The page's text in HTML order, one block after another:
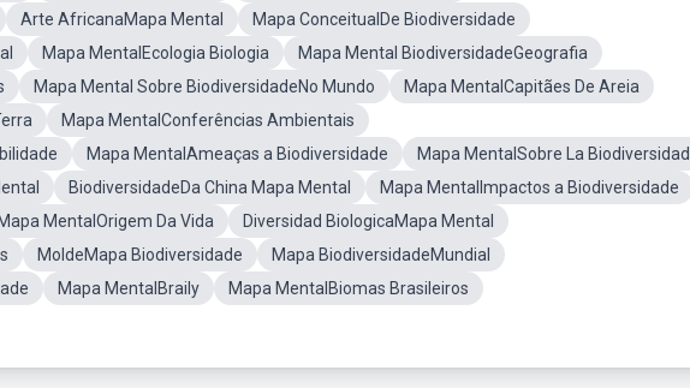
Arte AfricanaMapa Mental
Mapa ConceitualDe Biodiversidade
Mapa MentalEcologia Biologia
Mapa Mental BiodiversidadeGeografia
Mapa Mental Sobre BiodiversidadeNo Mundo
Mapa MentalCapitães De Areia
Mapa MentalConferências Ambientais
Mapa MentalAmeaças a Biodiversidade
Mapa MentalSobre La
BiodiversidadeDa China Mapa Mental
Mapa MentalImpactos a Biodiversidade
Mapa MentalOrigem Da Vida
Diversidad BiologicaMapa Mental
MoldeMapa Biodiversidade
Mapa BiodiversidadeMundial
Mapa MentalBraily
Mapa MentalBiomas Brasileiros